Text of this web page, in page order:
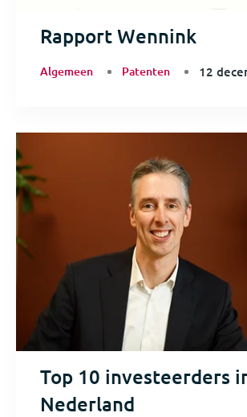
Rapport Wennink
Algemeen Patenten 12
Top 10 investeerders
Nederland